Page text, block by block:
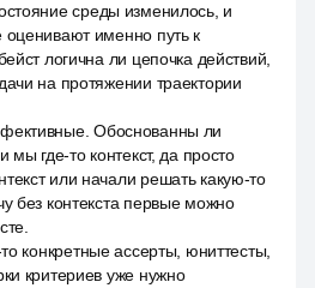
среды изменилось, и
оценивают именно путь к
логична ли цепочка действий,
на протяжении траектории
Обоснованны ли
мы где-то контекст, да просто
или начали решать какую-то
без контекста первые можно
конкретные ассерты, юниттесты,
критериев уже нужно